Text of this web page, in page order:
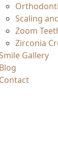
Scaling
Zoom
Zirconia
Gallery
Blog
Contact